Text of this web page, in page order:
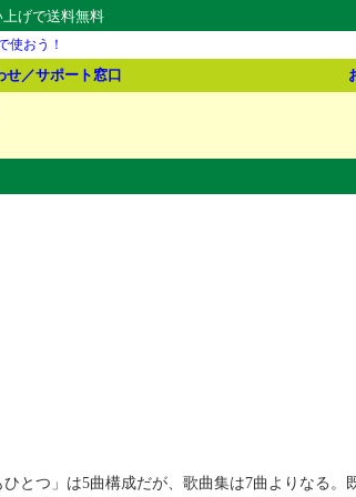
げで送料無料
使おう！
せ／サポート窓口
とつ」は5曲構成だが、歌曲集は7曲よりなる